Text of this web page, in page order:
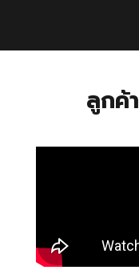
ลูกค้